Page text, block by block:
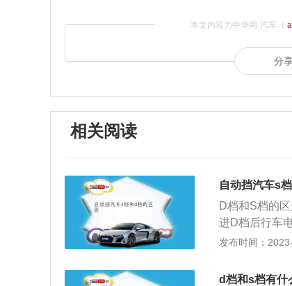
本文内容为中华网·汽车（
分
相关阅读
自动挡汽车s
D档和S档的
进D档后行车
而S档的车就
而且在S档里
发布时间：
d档和s档有什